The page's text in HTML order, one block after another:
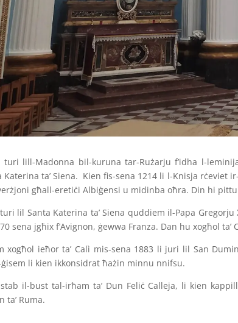
lill-Madonna bil-kuruna tar-Rużarju f’idha l-
Katerina ta’ Siena. Kien fis-sena 1214 li l-Knisja
għall-eretiċi Albiġensi u midinba oħra. Din hi
lil Santa Katerina ta’ Siena quddiem il-Papa
sena jgħix f’Avignon, ġewwa Franza. Dan hu xogħol ta’
xogħol ieħor ta’ Calì mis-sena 1883 li juri lil San
li kien ikkonsidrat ħażin minnu nnifsu.
il-bust tal-irħam ta’ Dun Feliċ Calleja, li kien
ta’ Ruma.